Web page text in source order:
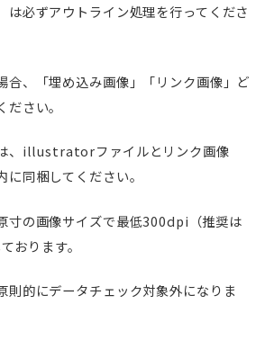
必ずアウトライン処理を行ってくださ
、「埋め込み画像」「リンク画像」ど
さい。
、illustratorファイルとリンク画像
同梱してください。
寸の画像サイズで最低300dpi（推奨は
おります。
的にデータチェック対象外になりま